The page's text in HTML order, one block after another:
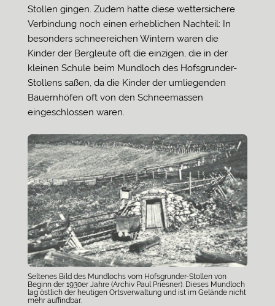
Stollen gingen. Zudem hatte diese wettersichere
Verbindung noch einen erheblichen Nachteil: In
besonders schneereichen Wintern waren die
Kinder der Bergleute oft die einzigen, die in der
kleinen Schule beim Mundloch des Hofsgrunder-
Stollens saßen, da die Kinder der umliegenden
Bauernhöfen oft von den Schneemassen
eingeschlossen waren.
Seltenes Bild des Mundlochs vom Hofsgrunder-Stollen von
Beginn der 1930er Jahre (Archiv Paul Priesner). Dieses Mundloch
lag östlich der heutigen Ortsverwaltung und ist im Gelände nicht
mehr auffindbar.